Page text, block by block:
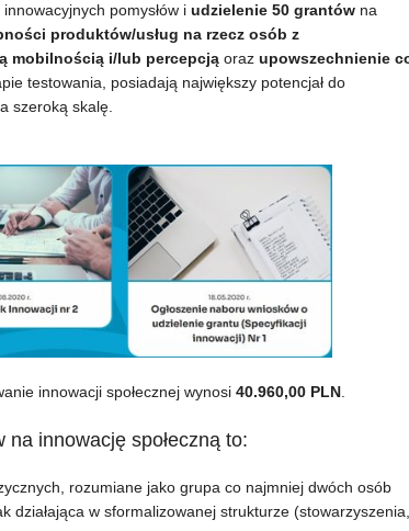
pomysłów i udzielenie 50 grantów na
produktów/usług na rzecz osób z
mobilnością i/lub percepcją oraz upowszechnienie
testowania, posiadają największy potencjał do
szeroką skalę.
innowacji społecznej wynosi 40.960,00 PLN
na innowację społeczną to:
rozumiane jako grupa co najmniej dwóch osób
działająca w sformalizowanej strukturze (stowarzyszenia,